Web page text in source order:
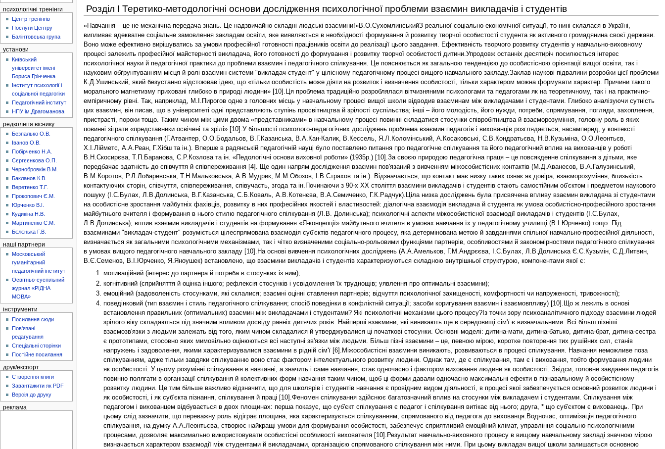
Розділ І Теретико-методологічні основи дослідження психологічної проблеми взаємин викладачів і студентів
«Навчання – це не механічна передача знань. Це надзвичайно складні людські взаємини!»В.О.СухомлинськийЗ реальної соціально-економічної ситуації, то нині склалася в Україні,
випливає адекватне соціальне замовлення закладам освіти, яке виявляється в необхідності формування й розвитку творчої особистості cтудента як активного громадянина своєї держави.
Воно може ефективно вирішуватись за умови професійної готовності працівників освіти до реалізації цього завдання. Ефективність творчого розвитку студентів у навчально-виховному
процесі залежить професійної майстерності викладача, його готовності до формування і розвитку творчої особистості дитини.Упродовж останніх десятиріч посилюється інтерес
психологічної науки й педагогічної практики до проблеми взаємин і педагогічного спілкування. Це пояснюється як загальною тенденцією до особистісною орієнтації вищої освіти, так і
науковим обґрунтуванням місця й ролі взаємин системи "викладач-студент" у цілісному педагогічному процесі вищого навчального закладу.Заклав наукові підвалини розробки цієї проблеми
К.Д.Ушинський, який безустанно відстоював ідею, що «тільки особистість може діяти на розвиток і визначення особистості, тільки характером можна формувати характер. Причини такого
морального магнетизму приховані глибоко в природі людини» [10].Ця проблема традиційно розроблялася вітчизняними психологами та педагогами як на теоретичному, так і на практично-
емпіричному рівні. Так, наприклад, М.І.Пирогов одне з головних місць у навчальному процесі вищої школи відводив взаєминам між викладачами і студентами. Глибоко аналізуючи сутність
цих взаємин, він писав, що в університеті одні представляють ступінь просвітництва й зрілості суспільства; інші – його молодість, його нужди, потреби, спрямування, погляди, захоплення,
пристрасті, пороки тощо. Таким чином між цими двома «представниками» в навчальному процесі повинні складатися стосунки співробітництва й взаєморозуміння, головну роль в яких
повинні зіграти «представники освічені та зрілі» [10].У більшості психолого-педагогічних досліджень проблема взаємин педагогів і вихованців розглядається, насамперед, у контексті
педагогічного спілкування (Г.Атвантер, О.О.Бодальов, В.Г.Казанська, В.А.Кан-Калик, В.Кессель, Я.Л.Коломінський, А.Косаковські, С.В.Кондратьєва, Н.В.Кузьміна, О.О.Леонтьєв,
Х.І.Лійметс, А.А.Реан, Г.Хібш та ін.). Вперше в радянській педагогічній науці було поставлено питання про педагогічне спілкування та його педагогічний вплив на вихованців у роботі
В.Н.Скосирєва, Т.П.Баранова, С.Р.Козлова та ін. «Педологічні основи виховної роботи» (1935р.) [10].За своєю природою педагогічна праця – це повсякденне спілкування з дітьми, яке
передбачає здатність до співчуття й співпереживання [4]. Ще один напрям дослідження взаємин пов'язаний з вивченням міжособистісних контактів (М.Д.Аванесов, В.А.Галузинський,
В.М.Коротов, Р.Л.Лобаревська, Т.Н.Мальковська, А.В.Мудрик, М.М.Обозов, І.В.Страхов та ін.). Відзначається, що контакт має низку таких ознак як довіра, взаєморозуміння, близькість
контактуючих сторін, співчуття, співпереживання, співучасть, згода та ін.Починаючи з 90-х XX століття взаємини викладачів і студентів стають самостійним об'єктом і предметом наукового
пошуку (І.С.Булах, Л.В.Долинська, В.Г.Казанська, С.Б.Коваль, А.В.Котенєва, В.А.Семиченко, Г.К.Радчук).Ціла низка досліджень була присвячена впливу взаємин викладача зі студентами
на особистісне зростання майбутніх фахівців, розвитку в них професійних якостей і властивостей: діалогічна взаємодія викладача й студента як умова особистісно-професійного зростання
майбутнього вчителя і формування в нього стилю педагогічного спілкування (Л.В. Долинська); психологічні аспекти міжособистісної взаємодії викладачів і студентів (І.С.Булах,
Л.В.Долинська); вплив взаємин викладачів і студентів на формування «Я-концепції» майбутнього вчителя в умовах навчання їх у педагогічному училищі (В.І.Юрченко) тощо. Під
взаєминами "викладач-студент" розуміється цілеспрямована взаємодія суб'єктів педагогічного процесу, яка детермінована метою й завданнями спільної навчально-професійної діяльності,
визначається як загальними психологічними механізмами, так і чітко визначеними соціально-рольовими функціями партнерів, особливостями й закономірностями педагогічного спілкування
в умовах вищого педагогічного навчального закладу [10].На основі вивчення психологічних досліджень (А.А.Амельков, Г.М.Андрєєва, І.С.Булах, Л.В.Долинська Є.С.Кузьмін, С.Д.Литвин,
В.Є.Семенов, В.І.Юрченко, Я.Яноушек) встановлено, що взаємини викладачів і студентів характеризуються складною внутрішньої структурою, компонентами якої є:
мотиваційний (інтерес до партнера й потреба в стосунках із ним);
когнітивний (сприйняття й оцінка іншого; рефлексія стосунків і усвідомлення їх труднощів; уявлення про оптимальні взаємини);
емоційний (задоволеність стосунками, які склалися; взаємні оцінні ставлення партнерів; відчуття психологічної захищеності, комфортності чи напруженості, тривожності);
поведінковий (тип взаємин і стиль педагогічного спілкування; спосіб поведінки в конфліктній ситуації; засоби коригування взаємин і взаємовпливу) [10].Що ж лежить в основі
встановлення правильних (оптимальних) взаємин між викладачами і студентами? Які психологічні механізми цього процесу?Із точки зору психоаналітичного підходу взаємини людей
зрілого віку складаються під значним впливом досвіду ранніх дитячих років. Найперші взаємини, які виникають ще в середовищі сім'ї є визначальними. Всі більш пізніші
взаємозв'язки з людьми залежать від того, яким чином складалися й утверджувалися ці початкові стосунки. Основні моделі: дитина-мати, дитина-батько, дитина-брат, дитина-сестра
є прототипами, стосовно яких мимовільно оцінюються всі наступні зв'язки між людьми. Більш пізні взаємини – це, певною мірою, коротке повторення тих рушійних сил, станів
напружень і задоволення, якими характеризувалися взаємини в рідній сім'ї [6].Міжособистісні взаємини виникають, розвиваються в процесі спілкування. Навчання неможливе поза
спілкуванням, адже тільки завдяки спілкуванню воно стає фактором інтелектуального розвитку людини. Однак там, де є спілкування, там є і виховання, тобто формування людини
як особистості. У цьому розумінні спілкування в навчанні, а значить і саме навчання, стає одночасно і фактором виховання людини як особистості. Звідси, головне завдання педагогів
повинно полягати в організації спілкування й колективних форм навчання таким чином, щоб ці форми давали одночасно максимальні ефекти в пізнавальному й особистісному
розвитку людини. Це тим більше важливо відзначити, що для школярів і студентів навчання є провідним видом діяльності, в процесі якої забезпечується основний розвиток людини і
як особистості, і як суб'єкта пізнання, спілкування й праці [10].Феномен спілкування здійснює багатозначний вплив на стосунки між викладачем і студентами. Спілкування між
педагогом і вихованцем відбувається в двох площинах: перша показує, що суб'єкт спілкування є педагог і спілкування витікає від нього; друга, * що суб'єктом є вихованець. При
цьому слід зазначити, що переважну роль відіграє площина, яка характеризується спілкуванням, спрямованого від педагога до вихованця.Водночас, оптимізація педагогічного
спілкування, на думку А.А.Леонтьєва, створює найкращі умови для формування особистості, забезпечує сприятливий емоційний клімат, управління соціально-психологічними
процесами, дозволяє максимально використовувати особистісні особливості вихователя [10].Результат навчально-виховного процесу в вищому навчальному закладі значною мірою
визначається характером взаємодії між студентами й викладачами, організацією спрямованого спілкування між ними. При цьому викладач вищої школи залишається основною
психологічні тренінги
Центр тренінгів
Послуги Центру
Балінтовська група
установи
Київський
університет імені
Бориса Грінченка
Інститут психології і
соціальної педагогіки
Педагогічний інститут
НПУ ім.Драгоманова
редколегія віснику
Безпалько О.В.
Іванов О.В.
Побірченко Н.А.
Сєргєєнкова О.П.
Чернобровкін В.М.
Бакланов К.В.
Веретенко Т.Г.
Прокопович Є.М.
Юрченко В.І.
Кудикіна Н.В.
Мартиненко С.М.
Бєлєнька Г.В.
наші партнери
Московський
гуманітарний
педагогічний інститут
Освітньо-суспільний
журнал «РІДНА
МОВА»
інструменти
Посилання сюди
Пов'язані
редагування
Спеціальні сторінки
Постійне посилання
друк/експорт
Створення книги
Завантажити як PDF
Версія до друку
реклама